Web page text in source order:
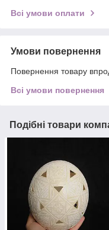
Всі умови оплати
Умови повернення
Повернення товару
Всі умови повернення
Подібні товари